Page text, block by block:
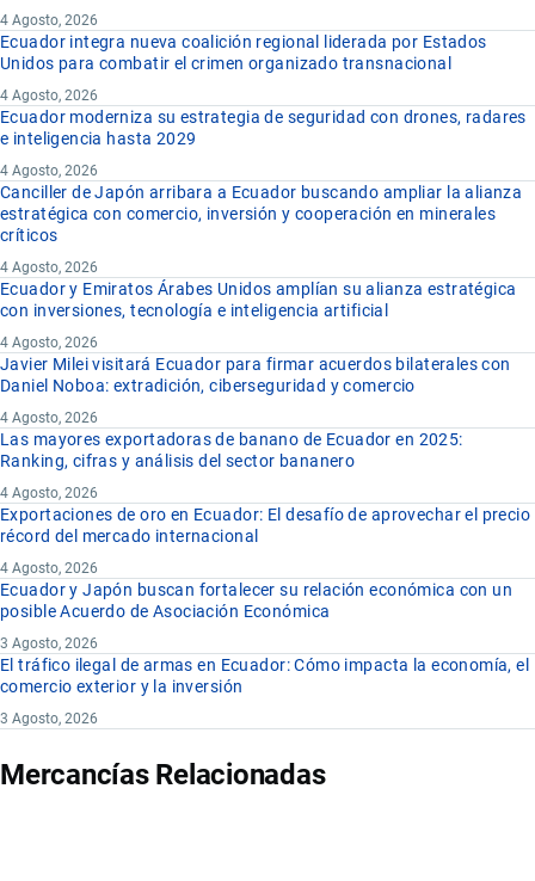
4 Agosto, 2026
Ecuador integra nueva coalición regional liderada por Estados
Unidos para combatir el crimen organizado transnacional
4 Agosto, 2026
Ecuador moderniza su estrategia de seguridad con drones, radares
e inteligencia hasta 2029
4 Agosto, 2026
Canciller de Japón arribara a Ecuador buscando ampliar la alianza
estratégica con comercio, inversión y cooperación en minerales
críticos
4 Agosto, 2026
Ecuador y Emiratos Árabes Unidos amplían su alianza estratégica
con inversiones, tecnología e inteligencia artificial
4 Agosto, 2026
Javier Milei visitará Ecuador para firmar acuerdos bilaterales con
Daniel Noboa: extradición, ciberseguridad y comercio
4 Agosto, 2026
Las mayores exportadoras de banano de Ecuador en 2025:
Ranking, cifras y análisis del sector bananero
4 Agosto, 2026
Exportaciones de oro en Ecuador: El desafío de aprovechar el precio
récord del mercado internacional
4 Agosto, 2026
Ecuador y Japón buscan fortalecer su relación económica con un
posible Acuerdo de Asociación Económica
3 Agosto, 2026
El tráfico ilegal de armas en Ecuador: Cómo impacta la economía, el
comercio exterior y la inversión
3 Agosto, 2026
Mercancías Relacionadas